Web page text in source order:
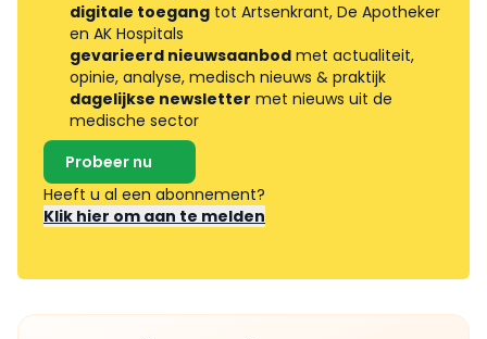
digitale toegang tot Artsenkrant, De Apotheker
en AK Hospitals
gevarieerd nieuwsaanbod met actualiteit,
opinie, analyse, medisch nieuws & praktijk
dagelijkse newsletter met nieuws uit de
medische sector
Probeer nu
Heeft u al een abonnement?
Klik hier om aan te melden